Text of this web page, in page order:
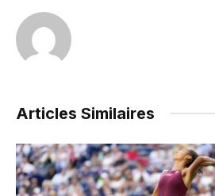
Articles Similaires